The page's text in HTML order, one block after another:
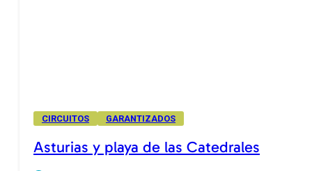
CIRCUITOS GARANTIZADOS
Asturias y playa de las Catedrales